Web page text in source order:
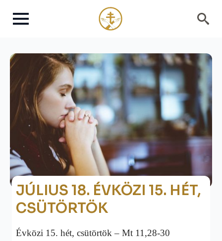
JÚLIUS 18. ÉVKÖZI 15. HÉT,
CSÜTÖRTÖK
Évközi 15. hét, csütörtök – Mt 11,28-30